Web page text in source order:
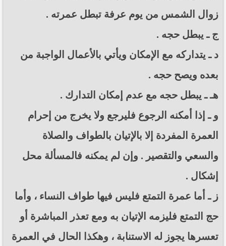
زوال الشمس من يوم عرفة تبطل عمرته .
ج ـ يبطل حجه .
د ـ يتداركه مع الإمكان ويأتي بالأعمال الواجبة من
بعده ويصح حجه .
هـ ـ يبطل حجه مع عدم إمكان التدارك .
و ـ إذا أمكنه الرجوع فليرجع ولا يخرج من إحرام
العمرة المفردة إلا بالإتيان بالطواف والصلاة
والسعي والتقصير . وإن لم يمكنه فالمسألة محل
إشكال .
ز ـ أما عمرة التمتع فليس فيها طواف النساء ، وأما
حج التمتع فليزمه الإتيان به ومع تعذر المباشرة أو
تعسرها يجوز له الاستنابة ، وهكذا الحال في العمرة